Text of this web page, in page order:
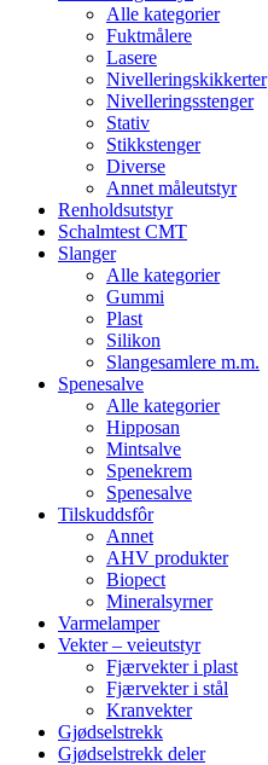
Alle kategorier
Fuktmålere
Lasere
Nivelleringskikkerter
Nivelleringsstenger
Stativ
Stikkstenger
Diverse
Annet måleutstyr
Renholdsutstyr
Schalmtest CMT
Slanger
Alle kategorier
Gummi
Plast
Silikon
Slangesamlere m.m.
Spenesalve
Alle kategorier
Hipposan
Mintsalve
Spenekrem
Spenesalve
Tilskuddsfôr
Annet
AHV produkter
Biopect
Mineralsyrner
Varmelamper
Vekter – veieutstyr
Fjærvekter i plast
Fjærvekter i stål
Kranvekter
Gjødselstrekk
Gjødselstrekk deler